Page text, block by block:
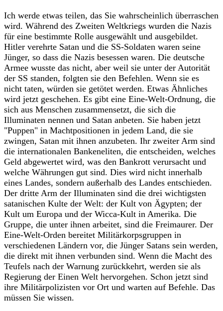
‎Ich werde etwas teilen, das Sie wahrscheinlich überraschen
wird. Während des Zweiten Weltkriegs wurden die Nazis
für eine bestimmte Rolle ausgewählt und ausgebildet.
Hitler verehrte Satan und die SS-Soldaten waren seine
Jünger, so dass die Nazis besessen waren. Die deutsche
Armee wusste das nicht, aber weil sie unter der Autorität
der SS standen, folgten sie den Befehlen. Wenn sie es
nicht taten, würden sie getötet werden. Etwas Ähnliches
wird jetzt geschehen. Es gibt eine Eine-Welt-Ordnung, die
sich aus Menschen zusammensetzt, die sich die
Illuminaten nennen und Satan anbeten. Sie haben jetzt
"Puppen" in Machtpositionen in jedem Land, die sie
zwingen, Satan mit ihnen anzubeten. Ihr zweiter Arm sind
die internationalen Bankeneliten, die entscheiden, welches
Geld abgewertet wird, was den Bankrott verursacht und
welche Währungen gut sind. Dies wird nicht innerhalb
eines Landes, sondern außerhalb des Landes entschieden.
Der dritte Arm der Illuminaten sind die drei wichtigsten
satanischen Kulte der Welt: der Kult von Ägypten; der
Kult um Europa und der Wicca-Kult in Amerika. Die
Gruppe, die unter ihnen arbeitet, sind die Freimaurer. Der
Eine-Welt-Orden bereitet Militärkorpsgruppen in
verschiedenen Ländern vor, die Jünger Satans sein werden,
die direkt mit ihnen verbunden sind. Wenn die Macht des
Teufels nach der Warnung zurückkehrt, werden sie als
Regierung der Einen Welt hervorgehen. Schon jetzt sind
ihre Militärpolizisten vor Ort und warten auf Befehle. Das
müssen Sie wissen.‎